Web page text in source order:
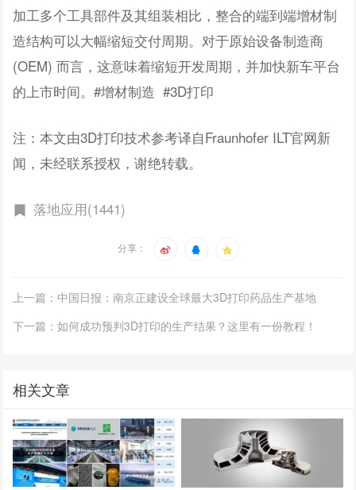
加工多个工具部件及其组装相比，整合的端到端增材制
造结构可以大幅缩短交付周期。对于原始设备制造商
(OEM) 而言，这意味着缩短开发周期，并加快新车平台
的上市时间。#增材制造 #3D打印
注：本文由3D打印技术参考译自Fraunhofer ILT官网新
闻，未经联系授权，谢绝转载。
落地应用(1441)
分享：
上一篇：中国日报：南京正建设全球最大3D打印药品生产基地
下一篇：如何成功预判3D打印的生产结果？这里有一份教程！
相关文章